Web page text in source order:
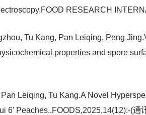
RESEARCH
Tu Kang, Pan Leiqing, Peng
properties and spore
Leiqing, Tu Kang.A Novel
6' Peaches.,FOODS,2025,14(12):-(通